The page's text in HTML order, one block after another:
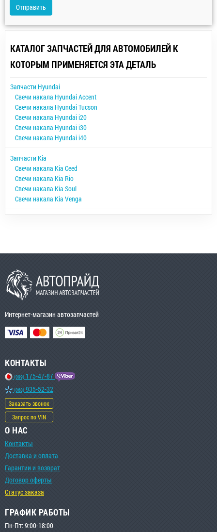
Отправить
КАТАЛОГ ЗАПЧАСТЕЙ ДЛЯ АВТОМОБИЛЕЙ К
КОТОРЫМ ПРИМЕНЯЕТСЯ ЭТА ДЕТАЛЬ
Запчасти Hyundai
Свечи накала Hyundai Accent
Свечи накала Hyundai Tucson
Свечи накала Hyundai i20
Свечи накала Hyundai i30
Свечи накала Hyundai i40
Запчасти Kia
Свечи накала Kia Ceed
Свечи накала Kia Rio
Свечи накала Kia Soul
Свечи накала Kia Venga
Интернет-магазин автозапчастей
КОНТАКТЫ
(099) 175-47-87
(068) 935-52-32
Заказать звонок
Запрос по VIN
О НАС
Контакты
Доставка и оплата
Гарантии и возврат
Договор оферты
Статус заказа
ГРАФИК РАБОТЫ
Пн-Пт: 9:00-18:00